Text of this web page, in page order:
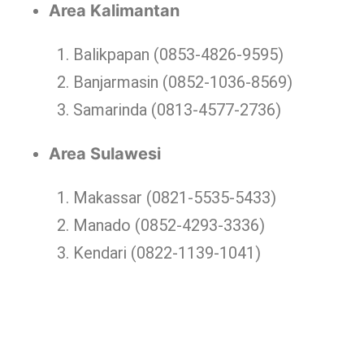
Area Kalimantan
Balikpapan (0853-4826-9595)
Banjarmasin (0852-1036-8569)
Samarinda (0813-4577-2736)
Area Sulawesi
Makassar (0821-5535-5433)
Manado (0852-4293-3336)
Kendari (0822-1139-1041)